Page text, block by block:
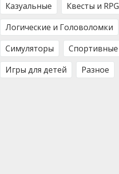
Казуальные
Квесты и RPG
Логические и Головоломки
Симуляторы
Спортивные
Игры для детей
Разное